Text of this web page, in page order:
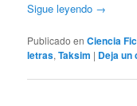
Sigue leyendo →
Publicado en Ciencia
letras,Taksim | Deja un